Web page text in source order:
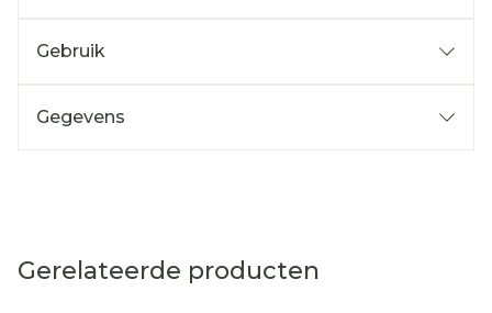
Gebruik
Gegevens
Gerelateerde producten